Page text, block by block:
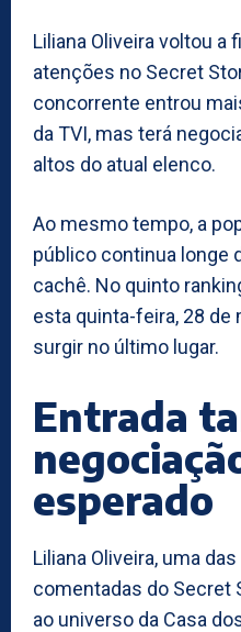
Liliana Oliveira voltou a
atenções no Secret
concorrente entrou
da TVI, mas terá
altos do atual elenco.
Ao mesmo tempo, a
público continua longe
cachê. No quinto
esta quinta-feira, 28 de
surgir no último lugar.
Entrada
esperado
Liliana Oliveira, uma
comentadas do Secret
ao universo da Casa